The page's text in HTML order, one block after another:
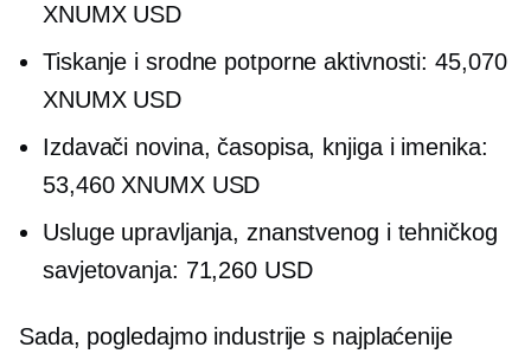
XNUMX USD
Tiskanje i srodne potporne aktivnosti: 45,070
XNUMX USD
Izdavači novina, časopisa, knjiga i imenika:
53,460 XNUMX USD
Usluge upravljanja, znanstvenog i tehničkog
savjetovanja: 71,260 USD
Sada, pogledajmo industrije s najplaćenije